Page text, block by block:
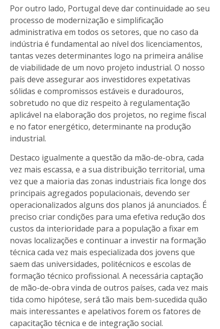
Por outro lado, Portugal deve dar continuidade ao seu
processo de modernização e simplificação
administrativa em todos os setores, que no caso da
indústria é fundamental ao nível dos licenciamentos,
tantas vezes determinantes logo na primeira análise
de viabilidade de um novo projeto industrial. O nosso
país deve assegurar aos investidores expetativas
sólidas e compromissos estáveis e duradouros,
sobretudo no que diz respeito à regulamentação
aplicável na elaboração dos projetos, no regime fiscal
e no fator energético, determinante na produção
industrial.
Destaco igualmente a questão da mão-de-obra, cada
vez mais escassa, e a sua distribuição territorial, uma
vez que a maioria das zonas industriais fica longe dos
principais agregados populacionais, devendo ser
operacionalizados alguns dos planos já anunciados. É
preciso criar condições para uma efetiva redução dos
custos da interioridade para a população a fixar em
novas localizações e continuar a investir na formação
técnica cada vez mais especializada dos jovens que
saem das universidades, politécnicos e escolas de
formação técnico profissional. A necessária captação
de mão-de-obra vinda de outros países, cada vez mais
tida como hipótese, será tão mais bem-sucedida quão
mais interessantes e apelativos forem os fatores de
capacitação técnica e de integração social.